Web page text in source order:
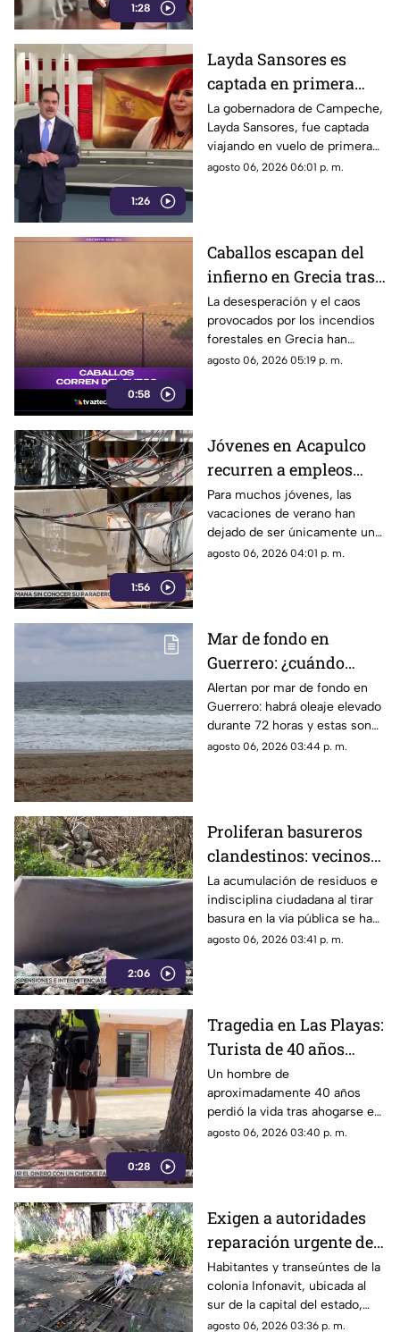
1:28
1:26
Layda Sansores es
captada en primera
clase rumbo a España
junto a la directora del
DIF
La gobernadora de Campeche,
Layda Sansores, fue captada
viajando en vuelo de primera
clase con destino a España en
agosto 06, 2026 06:01 p. m.
0:58
Caballos escapan del
infierno en Grecia tras
cuatro días de
incendios
descontrolados
La desesperación y el caos
provocados por los incendios
forestales en Grecia han
dejado imágenes
agosto 06, 2026 05:19 p. m.
1:56
Jóvenes en Acapulco
recurren a empleos
temporales ante el
próximo ciclo escolar
Para muchos jóvenes, las
vacaciones de verano han
dejado de ser únicamente un
periodo de descanso y
agosto 06, 2026 04:01 p. m.
Mar de fondo en
Guerrero: ¿cuándo
llegará y qué zonas de
Acapulco serán
afectadas?
Alertan por mar de fondo en
Guerrero: habrá oleaje elevado
durante 72 horas y estas son
las zonas de Acapulco con
agosto 06, 2026 03:44 p. m.
2:06
Proliferan basureros
clandestinos: vecinos
exigen conciencia y
sanciones más
estrictas
La acumulación de residuos e
indisciplina ciudadana al tirar
basura en la vía pública se ha
consolidado como un grave
agosto 06, 2026 03:41 p. m.
0:28
Tragedia en Las Playas:
Turista de 40 años
mu3r3 ahogado en la
alberca de un hotel en
Acapulco
Un hombre de
aproximadamente 40 años
perdió la vida tras ahogarse en
la alberca de un hotel del
agosto 06, 2026 03:40 p. m.
Exigen a autoridades
reparación urgente de
alcantarilla en la
colonia Infonavit de
Chilpancingo
Habitantes y transeúntes de la
colonia Infonavit, ubicada al
sur de la capital del estado,
denunciaron la falta de
agosto 06, 2026 03:36 p. m.